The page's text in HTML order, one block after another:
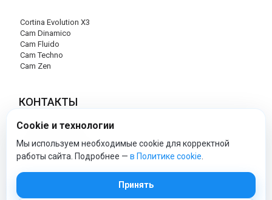
Cortina Evolution X3
Cam Dinamico
Cam Fluido
Cam Techno
Cam Zen
КОНТАКТЫ
+7 (495) 120-29-85
info@cam-official-store.ru
Cookie и технологии
Мы используем необходимые cookie для корректной
работы сайта. Подробнее — в Политике cookie
Принять